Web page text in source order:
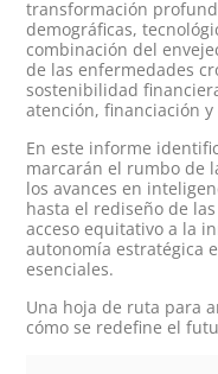
transformación
demográficas,
combinación del
de las enfermedades
sostenibilidad
atención, financiación
En este informe
marcarán el rumbo de
los avances en
hasta el rediseño de
acceso equitativo a la
autonomía estratégica
esenciales.
Una hoja de ruta para
cómo se redefine el